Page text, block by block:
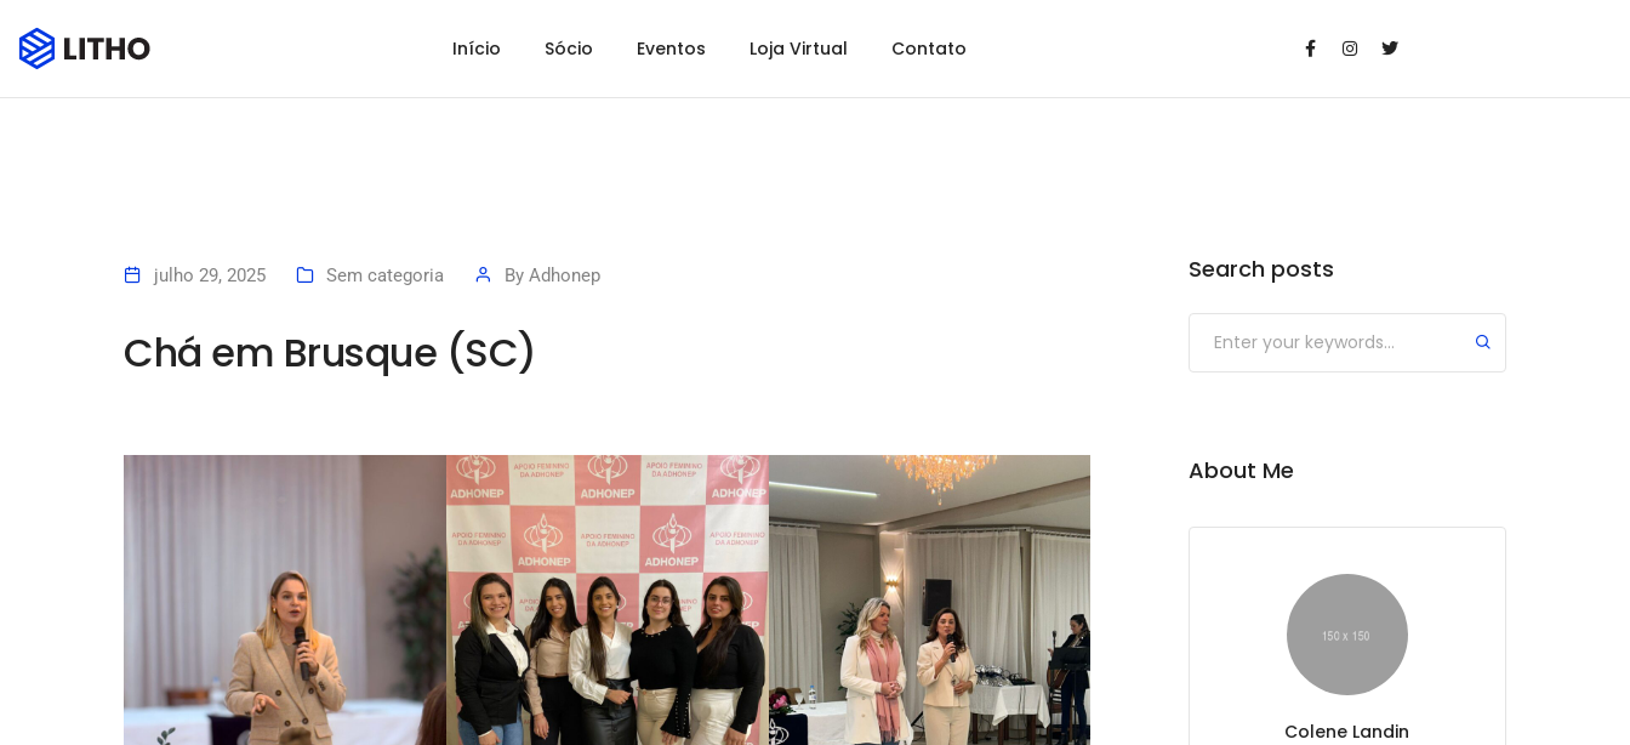
Início Sócio Eventos Loja Virtual Contato
julho 29, 2025 Sem categoria By Adhonep
Chá em Brusque (SC)
Search posts
Submit
About Me
Colene Landin